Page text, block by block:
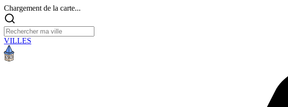
Chargement de la carte...
VILLES